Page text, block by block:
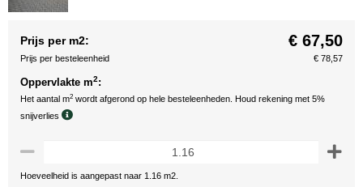
Prijs per m2: € 67,50
Prijs per besteleenheid € 78,57
Oppervlakte m2:
Het aantal m2 wordt afgerond op hele besteleenheden. Houd rekening met 5%
snijverlies
Hoeveelheid is aangepast naar 1.16 m2.